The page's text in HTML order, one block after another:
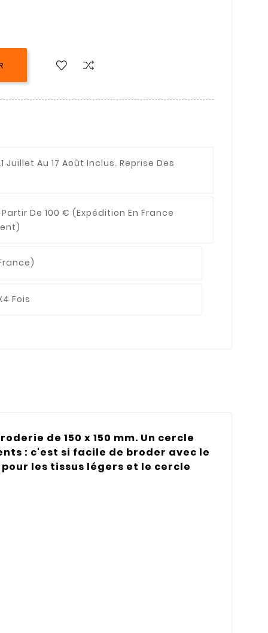
Juillet Au 17 Août Inclus. Reprise Des
De 100 € (expédition En France
Fois
de 150 x 150 mm. Un cercle
: c'est si facile de broder avec le
les tissus légers et le cercle